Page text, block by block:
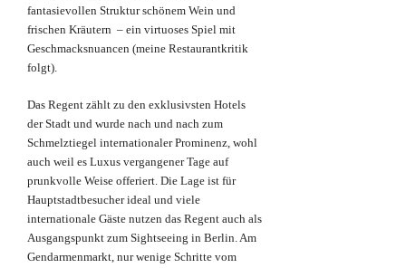
fantasievollen Struktur schönem Wein und
frischen Kräutern – ein virtuoses Spiel mit
Geschmacksnuancen (meine Restaurantkritik
folgt).
Das Regent zählt zu den exklusivsten Hotels
der Stadt und wurde nach und nach zum
Schmelztiegel internationaler Prominenz, wohl
auch weil es Luxus vergangener Tage auf
prunkvolle Weise offeriert. Die Lage ist für
Hauptstadtbesucher ideal und viele
internationale Gäste nutzen das Regent auch als
Ausgangspunkt zum Sightseeing in Berlin. Am
Gendarmenmarkt, nur wenige Schritte vom